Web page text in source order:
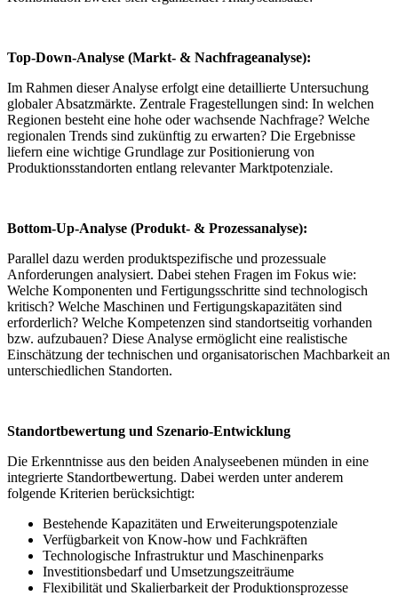
Top-Down-Analyse (Markt- & Nachfrageanalyse):
Im Rahmen dieser Analyse erfolgt eine detaillierte Untersuchung
globaler Absatzmärkte. Zentrale Fragestellungen sind: In welchen
Regionen besteht eine hohe oder wachsende Nachfrage? Welche
regionalen Trends sind zukünftig zu erwarten? Die Ergebnisse
liefern eine wichtige Grundlage zur Positionierung von
Produktionsstandorten entlang relevanter Marktpotenziale.
Bottom-Up-Analyse (Produkt- & Prozessanalyse):
Parallel dazu werden produktspezifische und prozessuale
Anforderungen analysiert. Dabei stehen Fragen im Fokus wie:
Welche Komponenten und Fertigungsschritte sind technologisch
kritisch? Welche Maschinen und Fertigungskapazitäten sind
erforderlich? Welche Kompetenzen sind standortseitig vorhanden
bzw. aufzubauen? Diese Analyse ermöglicht eine realistische
Einschätzung der technischen und organisatorischen Machbarkeit an
unterschiedlichen Standorten.
Standortbewertung und Szenario-Entwicklung
Die Erkenntnisse aus den beiden Analyseebenen münden in eine
integrierte Standortbewertung. Dabei werden unter anderem
folgende Kriterien berücksichtigt:
Bestehende Kapazitäten und Erweiterungspotenziale
Verfügbarkeit von Know-how und Fachkräften
Technologische Infrastruktur und Maschinenparks
Investitionsbedarf und Umsetzungszeiträume
Flexibilität und Skalierbarkeit der Produktionsprozesse